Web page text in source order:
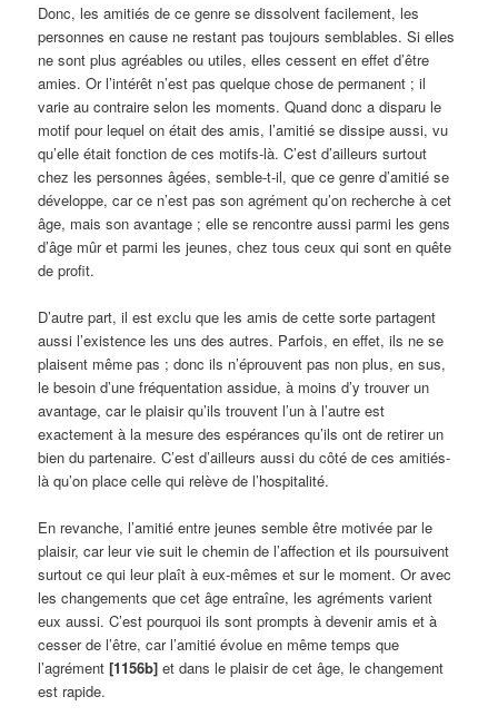
Donc, les amitiés de ce genre se dissolvent facilement, les
personnes en cause ne restant pas toujours semblables. Si elles
ne sont plus agréables ou utiles, elles cessent en effet d’être
amies. Or l’intérêt n’est pas quelque chose de permanent ; il
varie au contraire selon les moments. Quand donc a disparu le
motif pour lequel on était des amis, l’amitié se dissipe aussi, vu
qu’elle était fonction de ces motifs-là. C’est d’ailleurs surtout
chez les personnes âgées, semble-t-il, que ce genre d’amitié se
développe, car ce n’est pas son agrément qu’on recherche à cet
âge, mais son avantage ; elle se rencontre aussi parmi les gens
d’âge mûr et parmi les jeunes, chez tous ceux qui sont en quête
de profit.
D’autre part, il est exclu que les amis de cette sorte partagent
aussi l’existence les uns des autres. Parfois, en effet, ils ne se
plaisent même pas ; donc ils n’éprouvent pas non plus, en sus,
le besoin d’une fréquentation assidue, à moins d’y trouver un
avantage, car le plaisir qu’ils trouvent l’un à l’autre est
exactement à la mesure des espérances qu’ils ont de retirer un
bien du partenaire. C’est d’ailleurs aussi du côté de ces amitiés-
là qu’on place celle qui relève de l’hospitalité.
En revanche, l’amitié entre jeunes semble être motivée par le
plaisir, car leur vie suit le chemin de l’affection et ils poursuivent
surtout ce qui leur plaît à eux-mêmes et sur le moment. Or avec
les changements que cet âge entraîne, les agréments varient
eux aussi. C’est pourquoi ils sont prompts à devenir amis et à
cesser de l’être, car l’amitié évolue en même temps que
l’agrément[1156b] et dans le plaisir de cet âge, le changement
est rapide.